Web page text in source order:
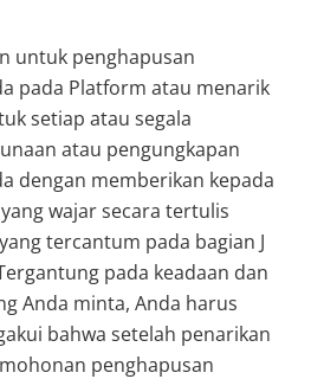
untuk penghapusan
pada Platform atau menarik
setiap atau segala
atau pengungkapan
dengan memberikan kepada
wajar secara tertulis
tercantum pada bagian J
pada keadaan dan
Anda minta, Anda harus
bahwa setelah penarikan
penghapusan